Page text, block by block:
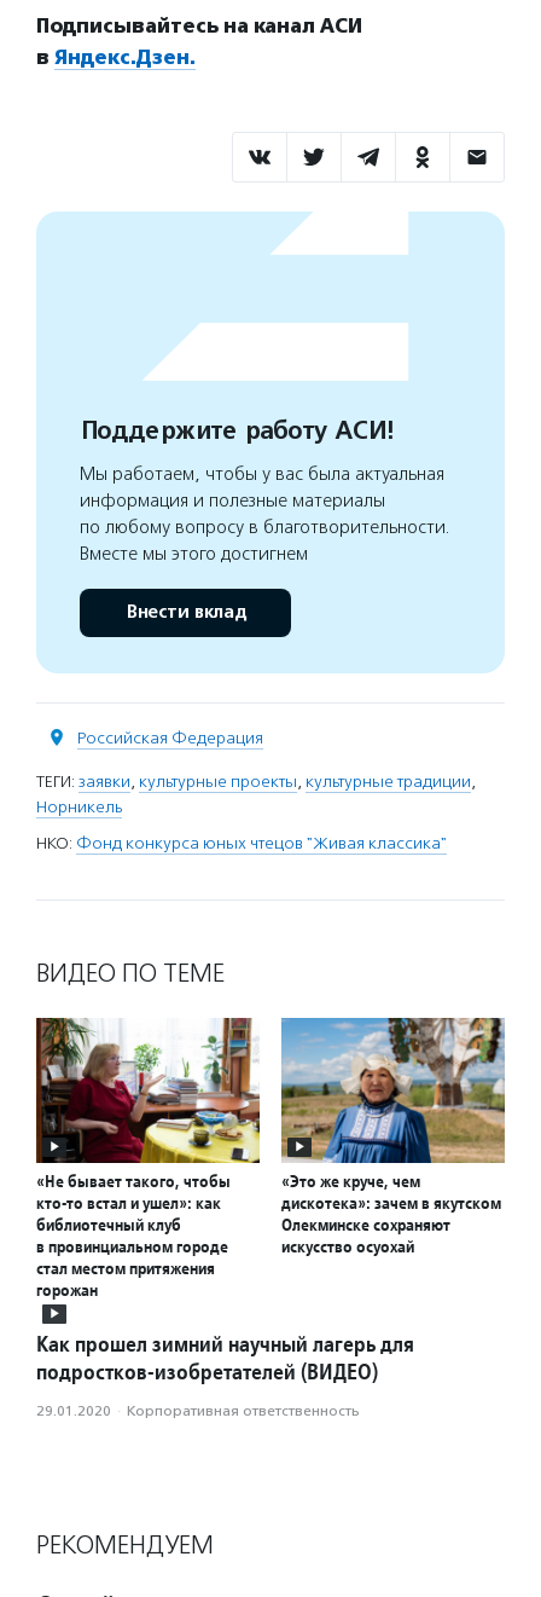
Подписывайтесь на канал АСИ
в Яндекс.Дзен.
Поддержите работу АСИ!
Мы работаем, чтобы у вас была актуальная
информация и полезные материалы
по любому вопросу в благотворительности.
Вместе мы этого достигнем
Внести вклад
Российская Федерация
ТЕГИ: заявки, культурные проекты, культурные традиции,
Норникель
НКО: Фонд конкурса юных чтецов "Живая классика"
ВИДЕО ПО ТЕМЕ
«Не бывает такого, чтобы
кто-то встал и ушел»: как
библиотечный клуб
в провинциальном городе
стал местом притяжения
горожан
«Это же круче, чем
дискотека»: зачем в якутском
Олекминске сохраняют
искусство осуохай
Как прошел зимний научный лагерь для
подростков-изобретателей (ВИДЕО)
29.01.2020 · Корпоративная ответственность
РЕКОМЕНДУЕМ